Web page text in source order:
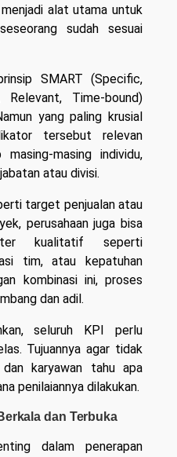
alat utama untuk
sudah sesuai
SMART (Specific,
Relevant, Time-bound)
yang paling krusial
tersebut relevan
masing individu,
atau divisi.
target penjualan atau
perusahaan juga bisa
kualitatif seperti
tim, atau kepatuhan
kombinasi ini, proses
dan adil.
seluruh KPI perlu
Tujuannya agar tidak
dan karyawan tahu apa
penilaiannya dilakukan.
dan Terbuka
dalam penerapan